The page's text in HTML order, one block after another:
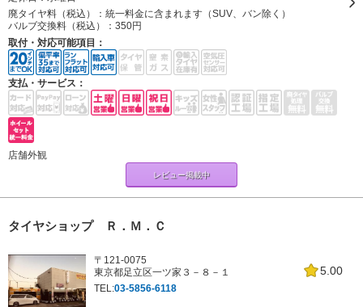
廃タイヤ料（税込）： 統一料金に含まれます（SUV、バン除く）
バルブ交換料（税込）： 350円
取付・対応可能項目：
支払・サービス：
店舗外観
レビュー掲載中
タイヤショップ Ｒ．Ｍ．Ｃ
5.00
〒121-0075
東京都足立区一ツ家３－８－１
TEL:03-5856-6118